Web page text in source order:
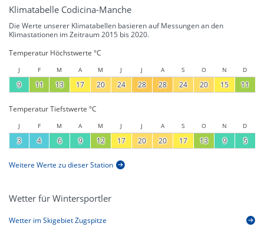
Klimatabelle Codicina-Manche
Die Werte unserer Klimatabellen basieren auf Messungen an den
Klimastationen im Zeitraum 2015 bis 2020.
Temperatur Höchstwerte °C
J F M A M J J A S O N D
9 11 13 17 20 24 28 28 24 20 15 11
Temperatur Tiefstwerte °C
J F M A M J J A S O N D
3 4 6 9 12 17 20 20 17 13 9 5
Weitere Werte zu dieser Station
Wetter für Wintersportler
Wetter im Skigebiet Zugspitze